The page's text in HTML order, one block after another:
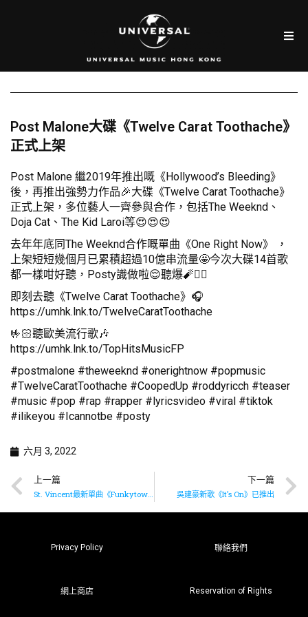
Post Malone大碟《Twelve Carat Toothache》
正式上架
Post Malone 繼2019年推出嘅《Hollywood’s Bleeding》
後，再推出強勢力作品🎉大碟《Twelve Carat Toothache》
正式上架，多位藝人一齊參與合作，包括The Weeknd、
Doja Cat、The Kid Laroi等😍😍😍
去年年底同The Weeknd合作嘅單曲《One Right Now》 ，
上架短短幾個月已累積超過10億串流量🤩今次大碟14首歌
都一樣咁好聽，Posty識做啦😌聽爆🧨❤️‍🔥
即刻去聽《Twelve Carat Toothache》🎧
https://umhk.lnk.to/TwelveCaratToothache
🤟🏻聽歐美流行歌🎶
https://umhk.lnk.to/TopHitsMusicFP
#postmalone #theweeknd #onerightnow #popmusic
#TwelveCaratToothache #CoopedUp #roddyricch #teaser
#music #pop #rap #rapper #lyricsvideo #viral #tiktok
#ilikeyou #Icannotbe #posty
六月 3, 2022
上一篇
St. Vincent最新單曲《Funkytown》已推出
下一篇
吳建豪新歌《It’s On》已推出
Privacy Policy 聯絡我們
網上商店 Reservation of Rights